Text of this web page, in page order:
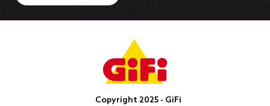
Copyright 2025 - GiFi